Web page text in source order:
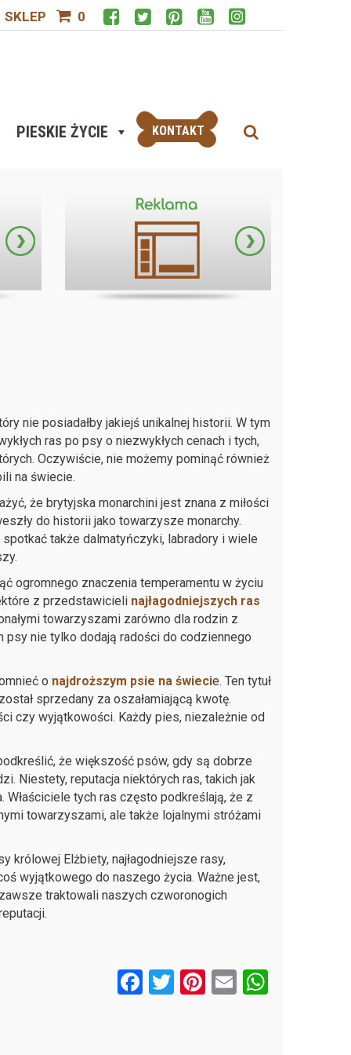
SKLEP 0
PIESKIE ŻYCIE KONTAKT
nie posiadałby jakiejś unikalnej historii. W tym
ras po psy o niezwykłych cenach i tych,
Oczywiście, nie możemy pominąć również
na świecie.
że brytyjska monarchini jest znana z miłości
do historii jako towarzysze monarchy.
także dalmatyńczyki, labradory i wiele
ogromnego znaczenia temperamentu w życiu
z przedstawicieli najłagodniejszych ras
towarzyszami zarówno dla rodzin z
psy nie tylko dodają radości do codziennego
o najdroższym psie na świecie. Ten tytuł
sprzedany za oszałamiającą kwotę.
czy wyjątkowości. Każdy pies, niezależnie od
że większość psów, gdy są dobrze
Niestety, reputacja niektórych ras, takich jak
tych ras często podkreślają, że z
towarzyszami, ale także lojalnymi stróżami
królowej Elżbiety, najłagodniejsze rasy,
wyjątkowego do naszego życia. Ważne jest,
traktowali naszych czworonogich
F T Pi E